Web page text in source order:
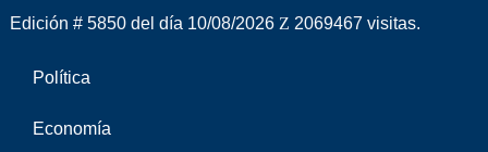
Edición # 5850 del día 10/08/2026 2069467 visitas.
Política
Economía